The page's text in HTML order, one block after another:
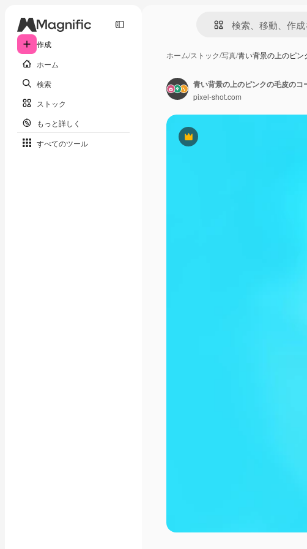
作成
ホーム
検索
ストック
もっと詳しく
すべてのツール
ホーム/ストック/写真/青い背景の上のピ
Premium
青い背景の上のピンクの毛皮の
pixel-shot.com